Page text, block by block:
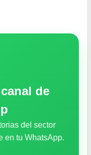
de
del sector
en tu WhatsApp.